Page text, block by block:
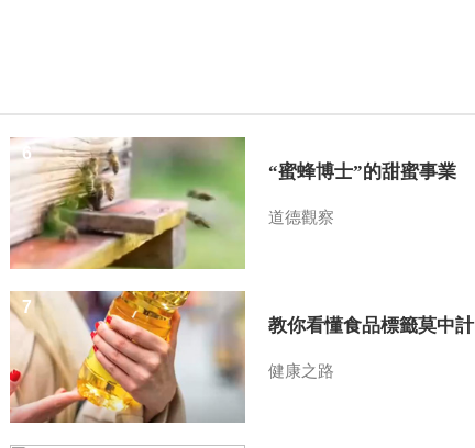
“蜜蜂博士”的甜蜜事業
道德觀察
6
教你看懂食品標籤莫中計
健康之路
7